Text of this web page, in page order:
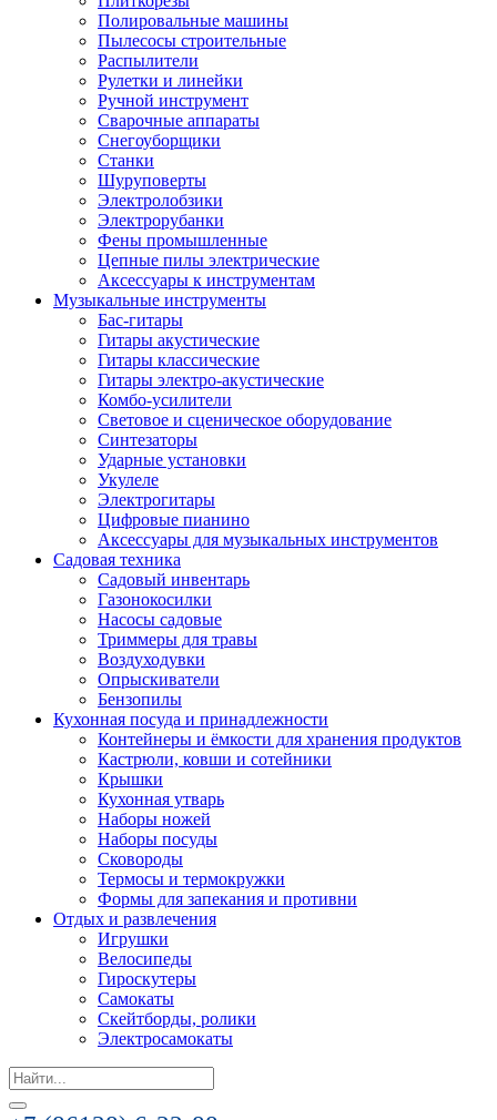
Полировальные машины
Пылесосы строительные
Распылители
Рулетки и линейки
Ручной инструмент
Сварочные аппараты
Снегоуборщики
Станки
Шуруповерты
Электролобзики
Электрорубанки
Фены промышленные
Цепные пилы электрические
Аксессуары к инструментам
Музыкальные инструменты
Бас-гитары
Гитары акустические
Гитары классические
Гитары электро-акустические
Комбо-усилители
Световое и сценическое оборудование
Синтезаторы
Ударные установки
Укулеле
Электрогитары
Цифровые пианино
Аксессуары для музыкальных инструментов
Садовая техника
Садовый инвентарь
Газонокосилки
Насосы садовые
Триммеры для травы
Воздуходувки
Опрыскиватели
Бензопилы
Кухонная посуда и принадлежности
Контейнеры и ёмкости для хранения продуктов
Кастрюли, ковши и сотейники
Крышки
Кухонная утварь
Наборы ножей
Наборы посуды
Сковороды
Термосы и термокружки
Формы для запекания и противни
Отдых и развлечения
Игрушки
Велосипеды
Гироскутеры
Самокаты
Скейтборды, ролики
Электросамокаты
Search
for: